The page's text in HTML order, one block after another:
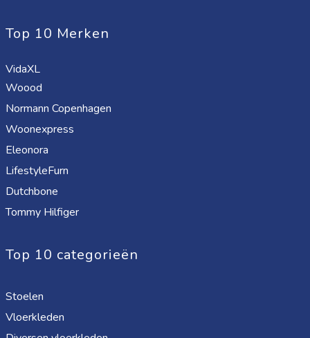
Top 10 Merken
VidaXL
Woood
Normann Copenhagen
Woonexpress
Eleonora
LifestyleFurn
Dutchbone
Tommy Hilfiger
Top 10 categorieën
Stoelen
Vloerkleden